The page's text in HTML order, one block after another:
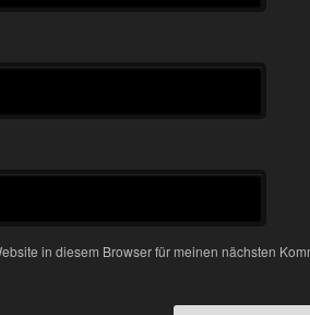
in diesem Browser für meinen nächsten